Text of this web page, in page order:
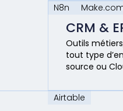
N8n
CRM &
Outils
tout type
source ou
Airtable